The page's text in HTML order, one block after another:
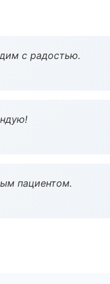
с радостью.
пациентом.